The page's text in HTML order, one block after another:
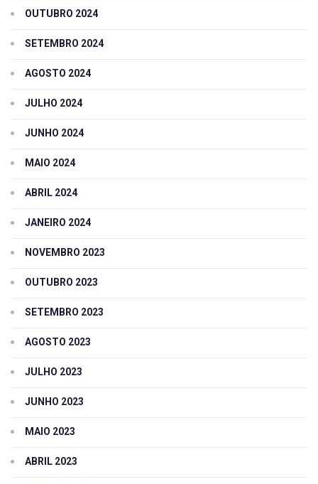
OUTUBRO 2024
SETEMBRO 2024
AGOSTO 2024
JULHO 2024
JUNHO 2024
MAIO 2024
ABRIL 2024
JANEIRO 2024
NOVEMBRO 2023
OUTUBRO 2023
SETEMBRO 2023
AGOSTO 2023
JULHO 2023
JUNHO 2023
MAIO 2023
ABRIL 2023